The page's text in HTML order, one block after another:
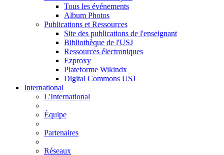
Tous les événements
Album Photos
Publications et Ressources
Site des publications de l'enseignant
Bibliothèque de l'USJ
Ressources électroniques
Ezproxy
Plateforme Wikindx
Digital Commons USJ
International
L'International
Équipe
Partenaires
Réseaux